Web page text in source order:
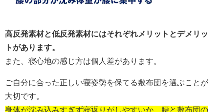
高反発素材と低反発素材にはそれぞれメリットとデメリッ
トがあります。
また、寝心地の感じ方は個人差があります。
ご自分に合った正しい寝姿勢を保てる敷布団を選ぶことが
大切です。
身体が沈み込みすぎず寝返りがしやすいか、腰と敷布団の